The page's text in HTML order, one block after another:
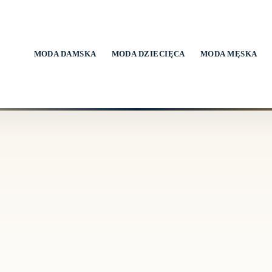
MODA DAMSKA MODA DZIECIĘCA MODA MĘSKA